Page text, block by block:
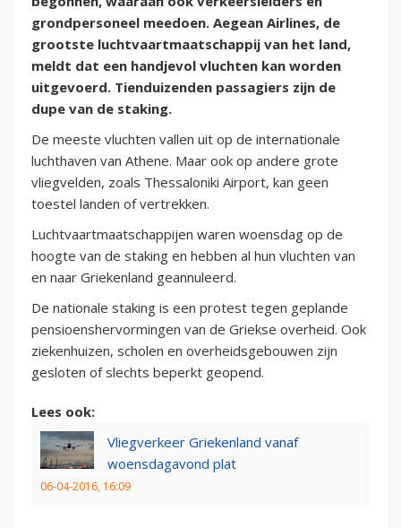
grondpersoneel meedoen. Aegean Airlines, de
grootste luchtvaartmaatschappij van het land,
meldt dat een handjevol vluchten kan worden
uitgevoerd. Tienduizenden passagiers zijn de
dupe van de staking.
De meeste vluchten vallen uit op de internationale
luchthaven van Athene. Maar ook op andere grote
vliegvelden, zoals Thessaloniki Airport, kan geen
toestel landen of vertrekken.
Luchtvaartmaatschappijen waren woensdag op de
hoogte van de staking en hebben al hun vluchten van
en naar Griekenland geannuleerd.
De nationale staking is een protest tegen geplande
pensioenshervormingen van de Griekse overheid. Ook
ziekenhuizen, scholen en overheidsgebouwen zijn
gesloten of slechts beperkt geopend.
Lees ook:
Vliegverkeer Griekenland vanaf
woensdagavond plat
06-04-2016, 16:09